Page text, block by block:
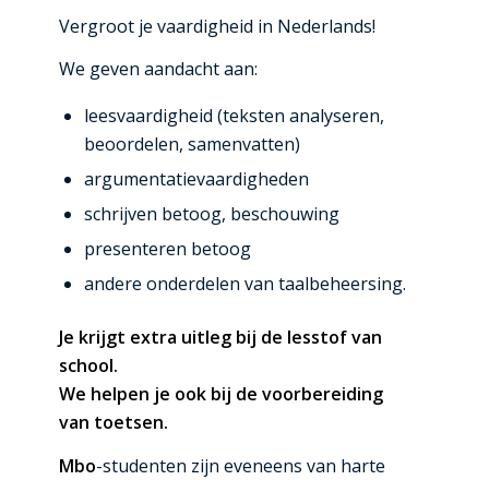
Vergroot je vaardigheid in Nederlands!
We geven aandacht aan:
leesvaardigheid (teksten analyseren,
beoordelen, samenvatten)
argumentatievaardigheden
schrijven betoog, beschouwing
presenteren betoog
andere onderdelen van taalbeheersing.
Je krijgt extra uitleg bij de lesstof van
school.
We helpen je ook bij de voorbereiding
van toetsen.
Mbo-studenten zijn eveneens van harte